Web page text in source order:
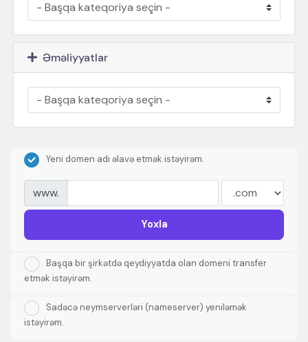
Əməliyyatlar
Yeni domen adı əlavə etmək istəyirəm.
www.
Yoxla
Başqa bir şirkətdə qeydiyyatda olan domeni transfer
etmək istəyirəm.
Sadəcə neymserverləri (nameserver) yeniləmək
istəyirəm.